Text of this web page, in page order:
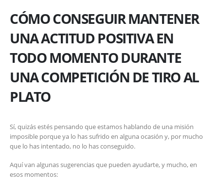
CÓMO CONSEGUIR MANTENER
UNA ACTITUD POSITIVA EN
TODO MOMENTO DURANTE
UNA COMPETICIÓN DE TIRO AL
PLATO
Sí, quizás estés pensando que estamos hablando de una misión
imposible porque ya lo has sufrido en alguna ocasión y, por mucho
que lo has intentado, no lo has conseguido.
Aquí van algunas sugerencias que pueden ayudarte, y mucho, en
esos momentos: